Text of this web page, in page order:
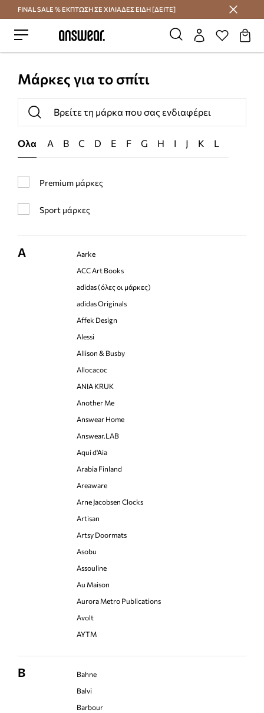
Εξοικονομήστε με το Answear Club
FINAL SALE % ΕΚΠΤΩΣΗ ΣΕ ΧΙΛΙΑΔΕΣ ΕΙΔΗ [ΔΕΙΤΕ]
Μάρκες για το σπίτι
Ολα A B C D E F G H I J K L
Premium μάρκες
Sport μάρκες
A
Aarke
ACC Art Books
adidas (όλες οι μάρκες)
adidas Originals
Affek Design
Alessi
Allison & Busby
Allocacoc
ANIA KRUK
Another Me
Answear Home
Answear.LAB
Aqui d'Aia
Arabia Finland
Areaware
Arne Jacobsen Clocks
Artisan
Artsy Doormats
Asobu
Assouline
Au Maison
Aurora Metro Publications
Avolt
AYTM
B
Bahne
Balvi
Barbour